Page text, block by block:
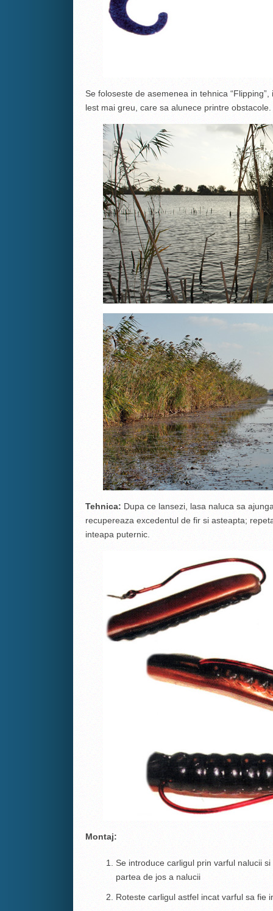
Se foloseste de asemenea in tehnica
lest mai greu, care sa alunece printre obstacole.
Tehnica: Dupa ce lansezi, lasa naluca sa
recupereaza excedentul de fir si asteapta;
inteapa puternic.
Montaj:
Se introduce carligul prin varful nalucii
partea de jos a nalucii
Roteste carligul astfel incat varful sa fie